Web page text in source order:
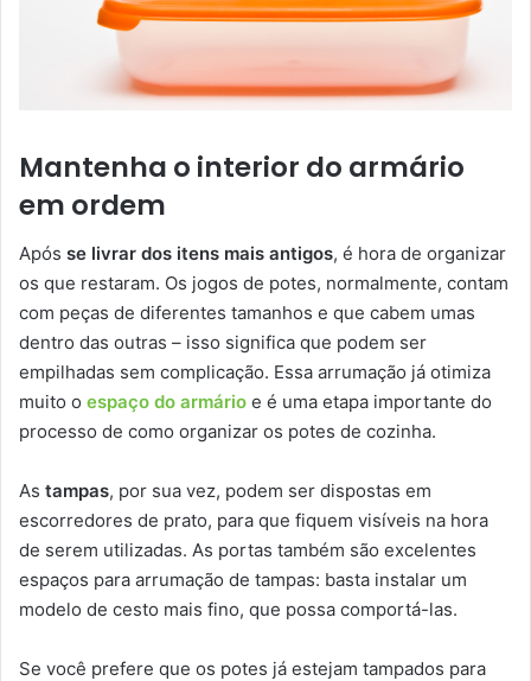
Mantenha o interior do armário
em ordem
Após se livrar dos itens mais antigos, é hora de organizar
os que restaram. Os jogos de potes, normalmente, contam
com peças de diferentes tamanhos e que cabem umas
dentro das outras – isso significa que podem ser
empilhadas sem complicação. Essa arrumação já otimiza
muito o espaço do armário e é uma etapa importante do
processo de como organizar os potes de cozinha.
As tampas, por sua vez, podem ser dispostas em
escorredores de prato, para que fiquem visíveis na hora
de serem utilizadas. As portas também são excelentes
espaços para arrumação de tampas: basta instalar um
modelo de cesto mais fino, que possa comportá-las.
Se você prefere que os potes já estejam tampados para